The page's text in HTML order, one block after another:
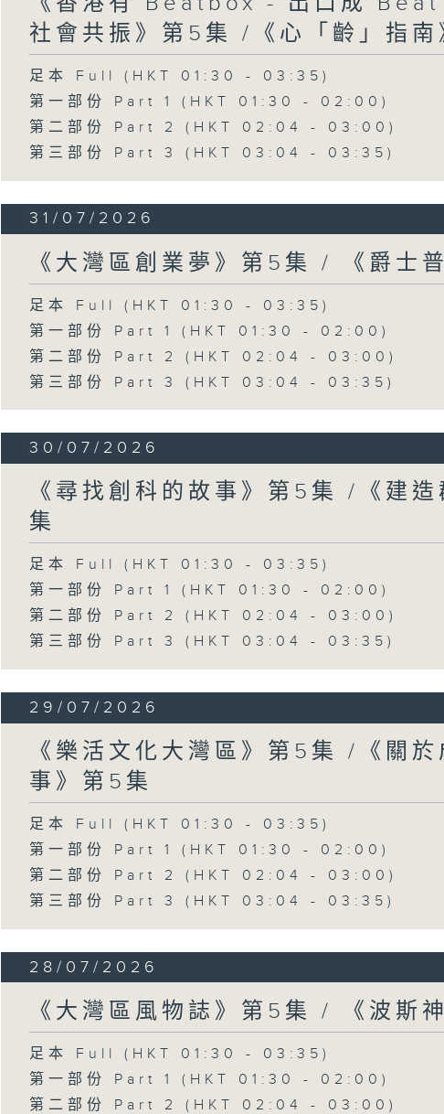
社會共振》第5集 /《心「齡」指南
足本 Full (HKT 01:30 - 03:35)
第一部份 Part 1 (HKT 01:30 - 02:00)
第二部份 Part 2 (HKT 02:04 - 03:00)
第三部份 Part 3 (HKT 03:04 - 03:35)
31/07/2026
《大灣區創業夢》第5集 / 《爵士
足本 Full (HKT 01:30 - 03:35)
第一部份 Part 1 (HKT 01:30 - 02:00)
第二部份 Part 2 (HKT 02:04 - 03:00)
第三部份 Part 3 (HKT 03:04 - 03:35)
30/07/2026
《尋找創科的故事》第5集 /《建
集
足本 Full (HKT 01:30 - 03:35)
第一部份 Part 1 (HKT 01:30 - 02:00)
第二部份 Part 2 (HKT 02:04 - 03:00)
第三部份 Part 3 (HKT 03:04 - 03:35)
29/07/2026
《樂活文化大灣區》第5集 /《關
事》第5集
足本 Full (HKT 01:30 - 03:35)
第一部份 Part 1 (HKT 01:30 - 02:00)
第二部份 Part 2 (HKT 02:04 - 03:00)
第三部份 Part 3 (HKT 03:04 - 03:35)
28/07/2026
《大灣區風物誌》第5集 / 《波斯
足本 Full (HKT 01:30 - 03:35)
第一部份 Part 1 (HKT 01:30 - 02:00)
第二部份 Part 2 (HKT 02:04 - 03:00)